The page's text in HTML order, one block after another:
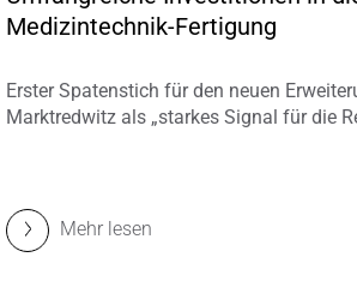
Medizintechnik-Fertigung
Erster Spatenstich für den neuen
Marktredwitz als „starkes Signal für die
Mehr lesen